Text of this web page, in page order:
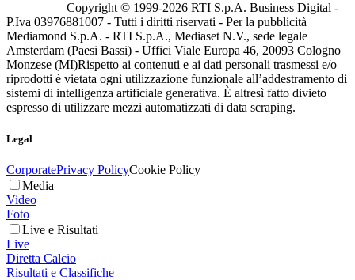
Copyright © 1999-2026 RTI S.p.A. Business Digital -
P.Iva 03976881007 - Tutti i diritti riservati - Per la pubblicità
Mediamond S.p.A. - RTI S.p.A., Mediaset N.V., sede legale
Amsterdam (Paesi Bassi) - Uffici Viale Europa 46, 20093 Cologno
Monzese (MI)Rispetto ai contenuti e ai dati personali trasmessi e/o
riprodotti è vietata ogni utilizzazione funzionale all’addestramento di
sistemi di intelligenza artificiale generativa. È altresì fatto divieto
espresso di utilizzare mezzi automatizzati di data scraping.
Legal
CorporatePrivacy PolicyCookie Policy
Media
Video
Foto
Live e Risultati
Live
Diretta Calcio
Risultati e Classifiche